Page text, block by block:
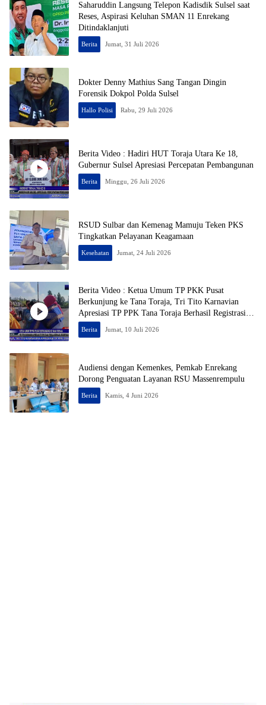
Saharuddin Langsung Telepon Kadisdik Sulsel saat
Reses, Aspirasi Keluhan SMAN 11 Enrekang
Ditindaklanjuti
Berita Jumat, 31 Juli 2026
Dokter Denny Mathius Sang Tangan Dingin
Forensik Dokpol Polda Sulsel
Hallo Polisi Rabu, 29 Juli 2026
Berita Video : Hadiri HUT Toraja Utara Ke 18,
Gubernur Sulsel Apresiasi Percepatan Pembangunan
Berita Minggu, 26 Juli 2026
RSUD Sulbar dan Kemenag Mamuju Teken PKS
Tingkatkan Pelayanan Keagamaan
Kesehatan Jumat, 24 Juli 2026
Berita Video : Ketua Umum TP PKK Pusat
Berkunjung ke Tana Toraja, Tri Tito Karnavian
Apresiasi TP PPK Tana Toraja Berhasil Registrasi
50% Posyandu
Berita Jumat, 10 Juli 2026
Audiensi dengan Kemenkes, Pemkab Enrekang
Dorong Penguatan Layanan RSU Massenrempulu
Berita Kamis, 4 Juni 2026